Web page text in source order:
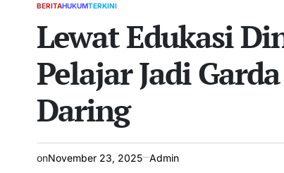
POSTED
BERITAHUKUMTERKINI
Lewat Edukasi
Pelajar Jadi
Daring
onNovember 23, 2025 Admin